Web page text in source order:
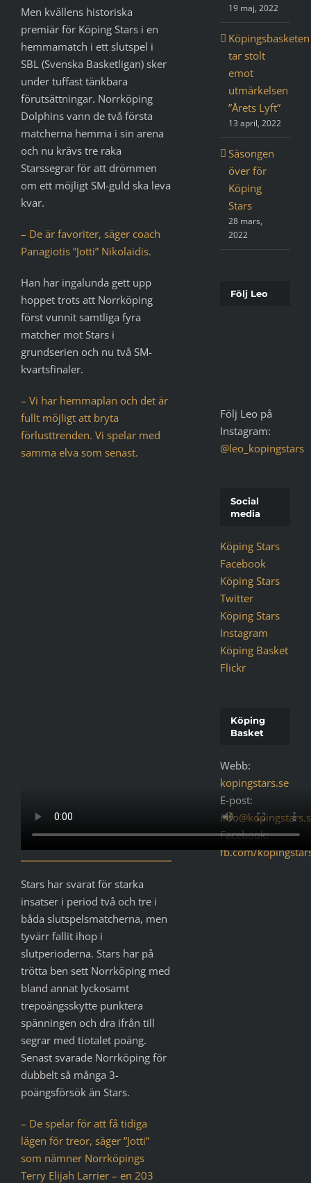
Men kvällens historiska
premiär för Köping Stars i en
hemmamatch i ett slutspel i
SBL (Svenska Basketligan) sker
under tuffast tänkbara
förutsättningar. Norrköping
Dolphins vann de två första
matcherna hemma i sin arena
och nu krävs tre raka
Starssegrar för att drömmen
om ett möjligt SM-guld ska leva
kvar.
– De är favoriter, säger coach
Panagiotis ”Jotti” Nikolaidis.
Han har ingalunda gett upp
hoppet trots att Norrköping
först vunnit samtliga fyra
matcher mot Stars i
grundserien och nu två SM-
kvartsfinaler.
– Vi har hemmaplan och det är
fullt möjligt att bryta
förlusttrenden. Vi spelar med
samma elva som senast.
Stars har svarat för starka
insatser i period två och tre i
båda slutspelsmatcherna, men
tyvärr fallit ihop i
slutperioderna. Stars har på
trötta ben sett Norrköping med
bland annat lyckosamt
trepoängsskytte punktera
spänningen och dra ifrån till
segrar med tiotalet poäng.
Senast svarade Norrköping för
dubbelt så många 3-
poängsförsök än Stars.
– De spelar för att få tidiga
lägen för treor, säger ”Jotti”
som nämner Norrköpings
Terry Elijah Larrier – en 203
19 maj, 2022
Köpingsbasketen
tar stolt
emot
utmärkelsen
”Årets Lyft”
13 april, 2022
Säsongen
över för
Köping
Stars
28 mars,
2022
Följ Leo
Följ Leo på
Instagram:
@leo_kopingstars
Social
media
Köping Stars
Facebook
Köping Stars
Twitter
Köping Stars
Instagram
Köping Basket
Flickr
Köping
Basket
Webb:
kopingstars.se
E-post:
Facebook:
fb.com/